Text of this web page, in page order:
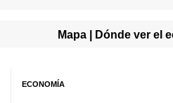
Mapa | Dónde ver el
ECONOMÍA